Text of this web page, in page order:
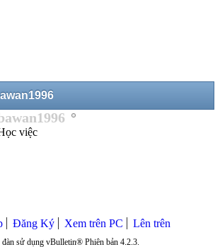
việc
Đăng Ký Xem trên PC Lên trên
sử dụng vBulletin® Phiên bản 4.2.3.